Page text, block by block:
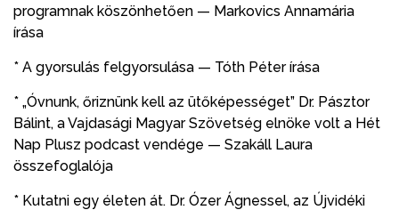
programnak köszönhetően — Markovics Annamária
írása
* A gyorsulás felgyorsulása — Tóth Péter írása
* „Óvnunk, őriznünk kell az ütőképességet” Dr. Pásztor
Bálint, a Vajdasági Magyar Szövetség elnöke volt a Hét
Nap Plusz podcast vendége — Szakáll Laura
összefoglalója
* Kutatni egy életen át. Dr. Ózer Ágnessel, az Újvidéki